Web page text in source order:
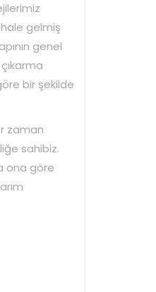
gelmiş
genel
bir şekilde
zaman
sahibiz.
ona göre